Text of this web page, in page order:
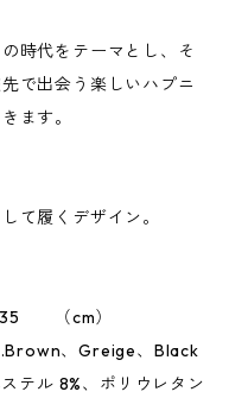
時代をテーマとし、そ
で出会う楽しいハプニ
ます。
て履くデザイン。
（cm）
、Greige、Black
ル 8%、ポリウレタン